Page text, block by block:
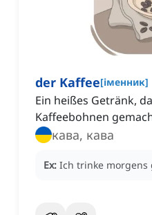
der Kaffee[іменник]
Ein heißes Getränk,
Kaffeebohnen
кава, кава
Ex: Ich trinke morgens